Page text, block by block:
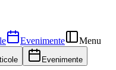
Evenimente Menu
Evenimente